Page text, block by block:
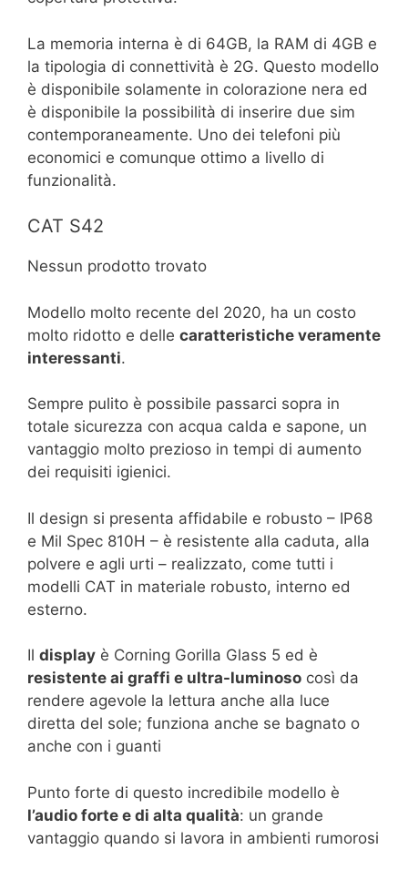
La memoria interna è di 64GB, la RAM di 4GB e
la tipologia di connettività è 2G. Questo modello
è disponibile solamente in colorazione nera ed
è disponibile la possibilità di inserire due sim
contemporaneamente. Uno dei telefoni più
economici e comunque ottimo a livello di
funzionalità.
CAT S42
Nessun prodotto trovato
Modello molto recente del 2020, ha un costo
molto ridotto e delle caratteristiche veramente
interessanti.
Sempre pulito è possibile passarci sopra in
totale sicurezza con acqua calda e sapone, un
vantaggio molto prezioso in tempi di aumento
dei requisiti igienici.
Il design si presenta affidabile e robusto – IP68
e Mil Spec 810H – è resistente alla caduta, alla
polvere e agli urti – realizzato, come tutti i
modelli CAT in materiale robusto, interno ed
esterno.
Il display è Corning Gorilla Glass 5 ed è
resistente ai graffi e ultra-luminoso così da
rendere agevole la lettura anche alla luce
diretta del sole; funziona anche se bagnato o
anche con i guanti
Punto forte di questo incredibile modello è
l’audio forte e di alta qualità: un grande
vantaggio quando si lavora in ambienti rumorosi